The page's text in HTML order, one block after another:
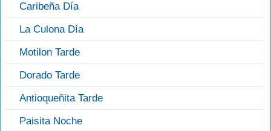
Caribeña Día
La Culona Día
Motilon Tarde
Dorado Tarde
Antioqueñita Tarde
Paisita Noche